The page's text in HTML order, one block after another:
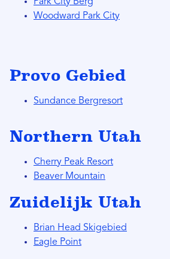
Woodward Park City
Provo Gebied
Sundance Bergresort
Northern Utah
Cherry Peak Resort
Beaver Mountain
Zuidelijk Utah
Brian Head Skigebied
Eagle Point